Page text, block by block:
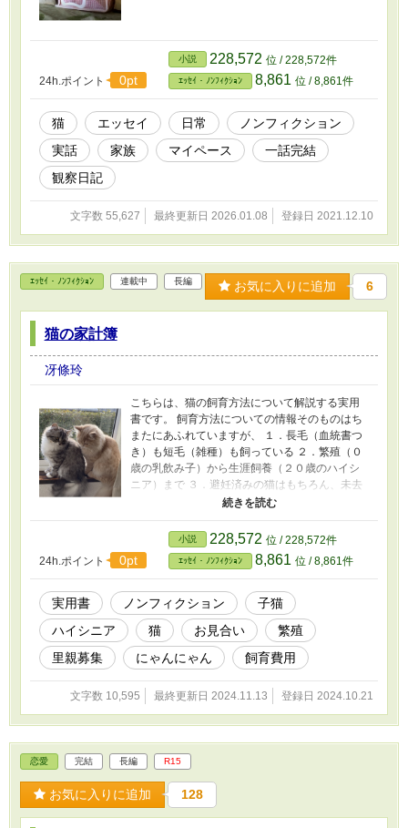
24h.ポイント 0pt
小説 228,572 位 / 228,572件
ｴｯｾｲ・ﾉﾝﾌｨｸｼｮﾝ 8,861 位 / 8,861件
猫 エッセイ 日常
ノンフィクション
実話
家族 マイペース
一話完結
観察日記
文字数 55,627 最終更新日 2026.01.08 登録日 2021.12.10
ｴｯｾｲ・ﾉﾝﾌｨｸｼｮﾝ 連載中 長編 お気に入りに追加 6
猫の家計簿
冴條玲
こちらは、猫の飼育方法について解説する実用
書です。 飼育方法についての情報そのものはち
またにあふれていますが、 １．長毛（血統書つ
き）も短毛（雑種）も飼っている ２．繁殖（０
歳の乳飲み子）から生涯飼養（２０歳のハイシ
ニア）まで ３．避妊済みの猫はもちろん、未去
勢未避妊の猫も ４．外に出る猫のウソホント
５．多頭飼い事件簿 これらを『実体験をもと
に』解説した情報はほとんどないと思います。
なぜって、これらを全部、豊富に経験するの、
超たいへんですからね！ 猫の専門家を自認する
人達ほど、ケージ飼いの経験しかありません。
専門家を名乗るほどたくさんの猫と関わるため
には、１頭１頭の猫にリソースを割けませんか
ら。 もっと、素朴な飼い主目線で。 もっと、純
粋な猫愛で。 そして、もっと、リーズナブル
に！（笑） お金にならない情報を無料で提供す
る人は多くありません。 そのため、ネットで検
索すると、高品質だけどお金のかかる飼育方法
の解説情報がズラリと並びます。 このご時世、
多いですよね。 そんな皆さんの、強い味方にな
れれば幸いです。
24h.ポイント 0pt
小説 228,572 位 / 228,572件
ｴｯｾｲ・ﾉﾝﾌｨｸｼｮﾝ 8,861 位 / 8,861件
実用書 ノンフィクション
子猫
ハイシニア
猫 お見合い
繁殖
里親募集
にゃんにゃん 飼育費用
文字数 10,595 最終更新日 2024.11.13 登録日 2024.10.21
恋愛 完結 長編 R15
お気に入りに追加 128